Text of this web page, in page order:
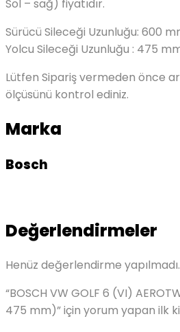
Sol – sağ) fiyatıdır.
Sürücü Sileceği Uzunluğu: 600
Yolcu Sileceği Uzunluğu : 475
Lütfen Sipariş vermeden önce
ölçüsünü kontrol ediniz.
Marka
Bosch
Değerlendirmeler
Henüz değerlendirme yapılmadı.
“BOSCH VW GOLF 6 (VI)
475 mm)” için yorum yapan ilk